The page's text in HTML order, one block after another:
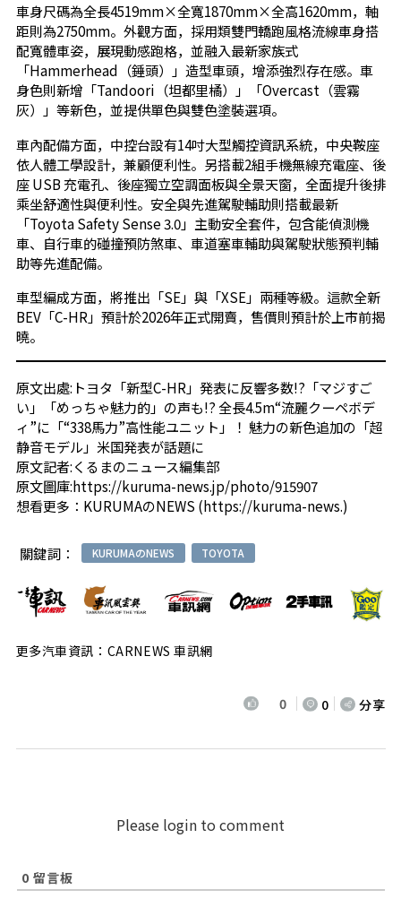
車身尺碼為全長4519mm×全寬1870mm×全高1620mm，軸
距則為2750mm。外觀方面，採用類雙門轎跑風格流線車身搭
配寬體車姿，展現動感跑格，並融入最新家族式
「Hammerhead（錘頭）」造型車頭，增添強烈存在感。車
身色則新增「Tandoori（坦都里橘）」「Overcast（雲霧
灰）」等新色，並提供單色與雙色塗裝選項。
車內配備方面，中控台設有14吋大型觸控資訊系統，中央鞍座
依人體工學設計，兼顧便利性。另搭載2組手機無線充電座、後
座 USB 充電孔、後座獨立空調面板與全景天窗，全面提升後排
乘坐舒適性與便利性。安全與先進駕駛輔助則搭載最新
「Toyota Safety Sense 3.0」主動安全套件，包含能偵測機
車、自行車的碰撞預防煞車、車道塞車輔助與駕駛狀態預判輔
助等先進配備。
車型編成方面，將推出「SE」與「XSE」兩種等級。這款全新
BEV「C-HR」預計於2026年正式開賣，售價則預計於上市前揭
曉。
原文出處: トヨタ「新型C-HR」発表に反響多数!?「マジすご
い」「めっちゃ魅力的」の声も!? 全長4.5m“流麗クーペボデ
ィ”に「“338馬力”高性能ユニット」！ 魅力の新色追加の「超
静音モデル」米国発表が話題に
原文記者:くるまのニュース編集部
原文圖庫:https://kuruma-news.jp/photo/915907
想看更多： KURUMAのNEWS (https://kuruma-news.)
關鍵詞： KURUMAのNEWS TOYOTA
更多汽車資訊：CARNEWS 車訊網
0 0 分享
Please login to comment
0 留言板